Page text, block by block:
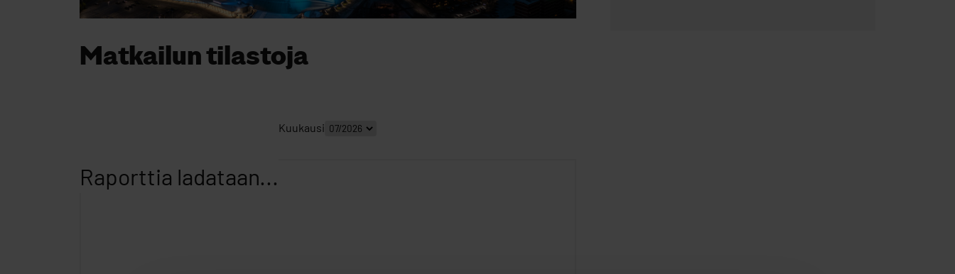
Matkailun tilastoja
Kuukausi
Raporttia ladataan...